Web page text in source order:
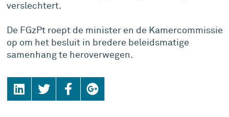
verslechtert.
De FGzPt roept de minister en de Kamercommissie
op om het besluit in bredere beleidsmatige
samenhang te heroverwegen.